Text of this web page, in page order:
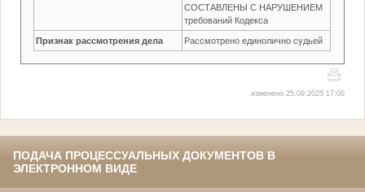
СОСТАВЛЕНЫ С НАРУШЕНИЕМ
требований Кодекса
Признак рассмотрения дела Рассмотрено единолично судьей
изменено 25.09.2025 17:00
ПОДАЧА ПРОЦЕССУАЛЬНЫХ ДОКУМЕНТОВ В
ЭЛЕКТРОННОМ ВИДЕ